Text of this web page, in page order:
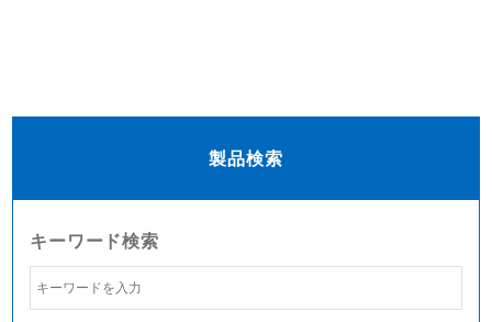
製品検索
キーワード検索